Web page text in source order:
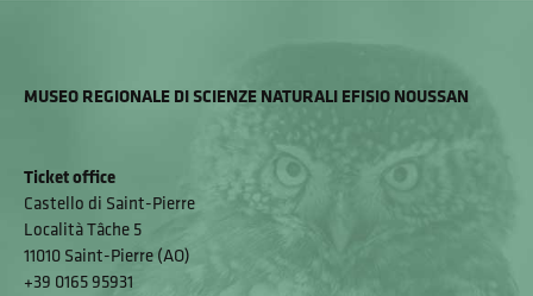
MUSEO REGIONALE DI SCIENZE NATURALI EFISIO NOUSSAN
Ticket office
Castello di Saint-Pierre
Località Tâche 5
11010 Saint-Pierre (AO)
+39 0165 95931